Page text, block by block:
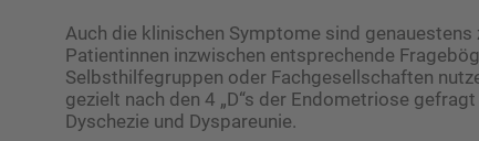
Auch die klinischen Symptome sind
Patientinnen inzwischen entsprechende
Selbsthilfegruppen oder Fachgesellschaften
gezielt nach den 4 „D“s der Endometriose
Dyschezie und Dyspareunie.